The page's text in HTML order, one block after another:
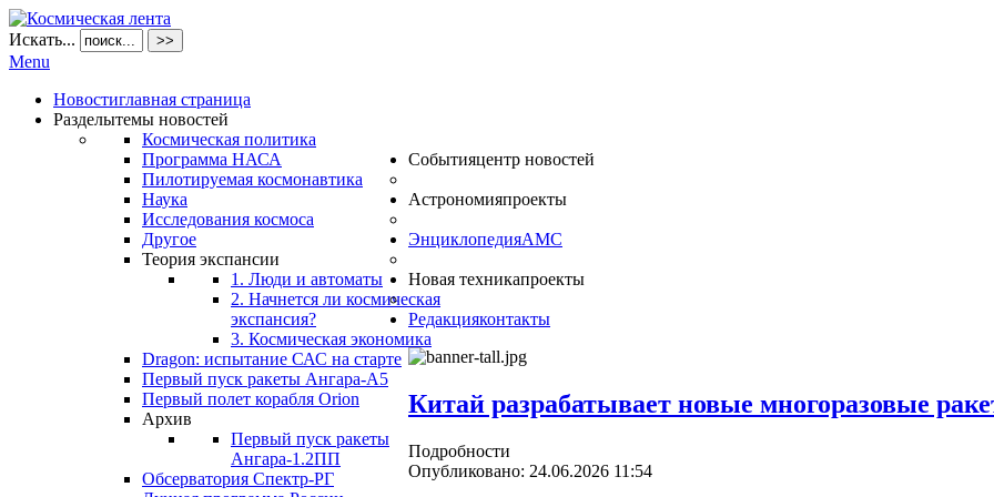
Искать... >>
Menu
Новостиглавная страница
Разделытемы новостей
Космическая политика
Программа НАСА
Пилотируемая космонавтика
Наука
Исследования космоса
Другое
Теория экспансии
1. Люди и автоматы
2. Начнется ли космическая
экспансия?
3. Космическая экономика
Событияцентр новостей
Dragon: испытание САС на старте
Первый пуск ракеты Ангара-А5
Первый полет корабля Orion
Архив
Первый пуск ракеты
Ангара-1.2ПП
Астрономияпроекты
Обсерватория Спектр-РГ
ЭнциклопедияАМС
Новая техникапроекты
Редакцияконтакты
Китай разрабатывает новые многоразовые
Подробности
Опубликовано: 24.06.2026 11:54